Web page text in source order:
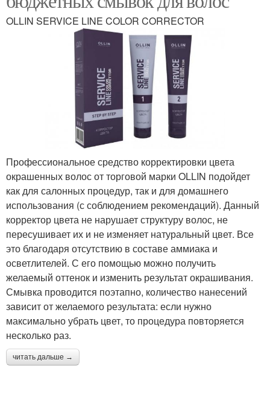
OLLIN SERVICE LINE COLOR CORRECTOR
Профессиональное средство корректировки цвета
окрашенных волос от торговой марки OLLIN подойдет
как для салонных процедур, так и для домашнего
использования (с соблюдением рекомендаций). Данный
корректор цвета не нарушает структуру волос, не
пересушивает их и не изменяет натуральный цвет. Все
это благодаря отсутствию в составе аммиака и
осветлителей. С его помощью можно получить
желаемый оттенок и изменить результат окрашивания.
Смывка проводится поэтапно, количество нанесений
зависит от желаемого результата: если нужно
максимально убрать цвет, то процедура повторяется
несколько раз.
читать дальше →